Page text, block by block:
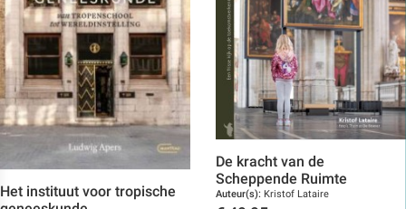
Het instituut voor tropische
De kracht van de
Scheppende Ruimte
Auteur(s): Kristof Lataire